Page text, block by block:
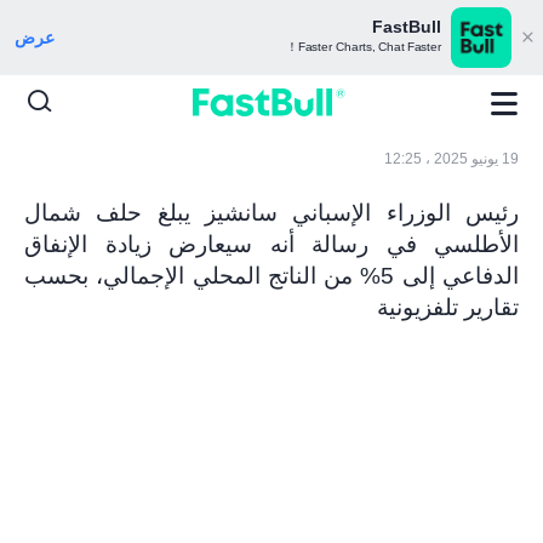
FastBull
Faster Charts, Chat Faster！ عرض
19 يونيو 2025 ، 12:25
رئيس الوزراء الإسباني سانشيز يبلغ حلف شمال
الأطلسي في رسالة أنه سيعارض زيادة الإنفاق
الدفاعي إلى 5% من الناتج المحلي الإجمالي، بحسب
تقارير تلفزيونية